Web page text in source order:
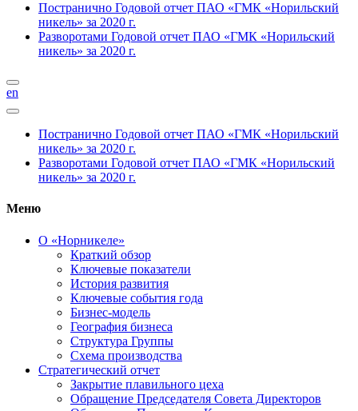
Постранично Годовой отчет ПАО «ГМК «Норильский
никель» за 2020 г.
Разворотами Годовой отчет ПАО «ГМК «Норильский
никель» за 2020 г.
en
Постранично Годовой отчет ПАО «ГМК «Норильский
никель» за 2020 г.
Разворотами Годовой отчет ПАО «ГМК «Норильский
никель» за 2020 г.
Меню
О «Норникеле»
Краткий обзор
Ключевые показатели
История развития
Ключевые события года
Бизнес-модель
География бизнеса
Структура Группы
Схема производства
Стратегический отчет
Закрытие плавильного цеха
Обращение Председателя Совета Директоров